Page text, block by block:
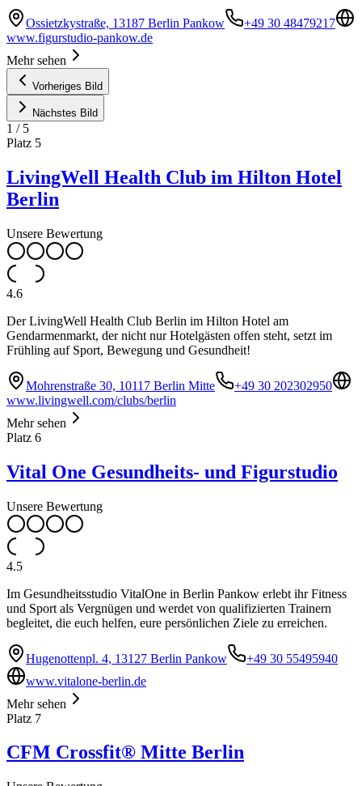
Ossietzkystraße, 13187 Berlin Pankow
+49 30 48479217
www.figurstudio-pankow.de
Mehr sehen
Vorheriges Bild
Nächstes Bild
1 / 5
Platz 5
LivingWell Health Club im Hilton Hotel
Berlin
Unsere Bewertung
4.6
Der LivingWell Health Club Berlin im Hilton Hotel am
Gendarmenmarkt, der nicht nur Hotelgästen offen steht, setzt im
Frühling auf Sport, Bewegung und Gesundheit!
Mohrenstraße 30, 10117 Berlin Mitte
+49 30 202302950
www.livingwell.com/clubs/berlin
Mehr sehen
Platz 6
Vital One Gesundheits- und Figurstudio
Unsere Bewertung
4.5
Im Gesundheitsstudio VitalOne in Berlin Pankow erlebt ihr Fitness
und Sport als Vergnügen und werdet von qualifizierten Trainern
begleitet, die euch helfen, eure persönlichen Ziele zu erreichen.
Hugenottenpl. 4, 13127 Berlin Pankow
+49 30 55495940
www.vitalone-berlin.de
Mehr sehen
Platz 7
CFM Crossfit® Mitte Berlin